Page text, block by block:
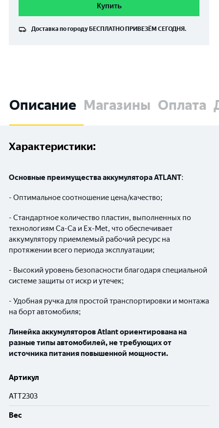
Купить
Доставка по городу БЕСПЛАТНО ПРИВЕЗЁМ СЕГОДНЯ.
Описание Магазины Оплата
Характеристики:
Основные преимущества аккумулятора ATLANT:
- Оптимальное соотношение цена/качество;
- Стандартное количество пластин, выполненных по
технологиям Ca-Ca и Ex-Met, что обеспечивает
аккумулятору приемлемый рабочий ресурс на
протяжении всего периода эксплуатации;
- Высокий уровень безопасности благодаря специальной
системе защиты от искр и утечек;
- Удобная ручка для простой транспортировки и монтажа
на борт автомобиля;
Линейка аккумуляторов Atlant ориентирована на
разные типы автомобилей, не требующих от
источника питания повышенной мощности.
Артикул
ATT2303
Вес